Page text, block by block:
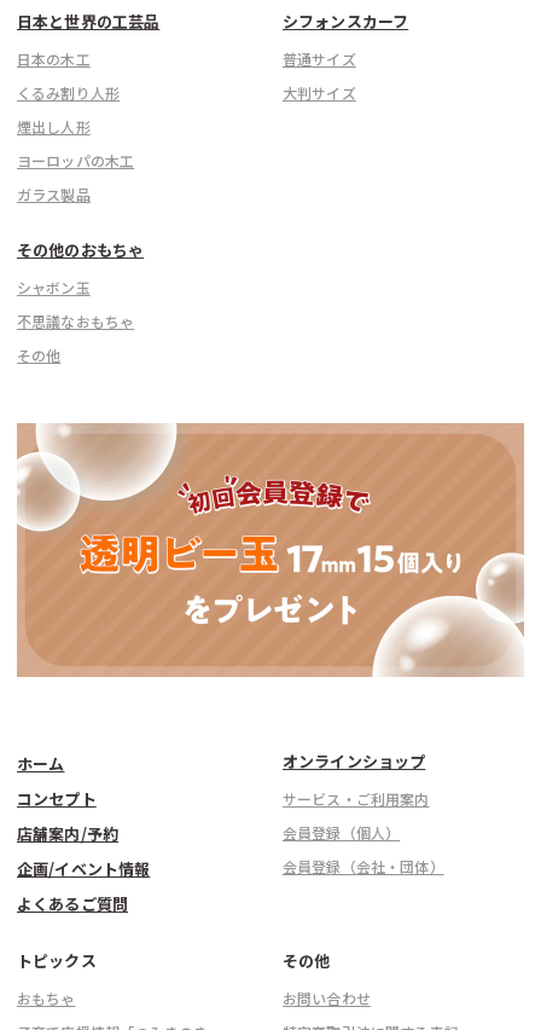
日本と世界の工芸品
日本の木工
くるみ割り人形
煙出し人形
ヨーロッパの木工
ガラス製品
シフォンスカーフ
普通サイズ
大判サイズ
その他のおもちゃ
シャボン玉
不思議なおもちゃ
その他
ホーム
コンセプト
店舗案内/予約
企画/イベント情報
よくあるご質問
オンラインショップ
サービス・ご利用案内
会員登録（個人）
会員登録（会社・団体）
トピックス
おもちゃ
その他
お問い合わせ